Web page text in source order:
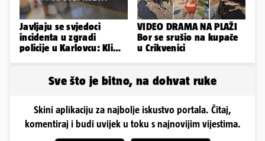
Javljaju se svjedoci
incidenta u zgradi
policije u Karlovcu: Klima
VIDEO DRAMA NA PLAŽI
Bor se srušio na kupače
u Crikvenici
Sve što je bitno, na dohvat ruke
Skini aplikaciju za najbolje iskustvo portala. Čitaj,
komentiraj i budi uvijek u toku s najnovijim vijestima.